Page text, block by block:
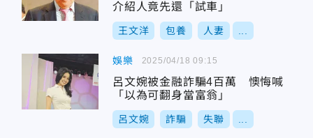
介紹人竟先還「試車」
王文洋 包養 人妻
娛樂
呂文婉被金融詐騙4百萬 懊悔喊
「以為可翻身當富翁」
呂文婉 詐騙 失聯
2025/04/18 09:15